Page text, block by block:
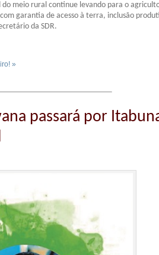
meio rural continue levando para o
garantia de acesso à terra, inclusão
da SDR.
»
passará por